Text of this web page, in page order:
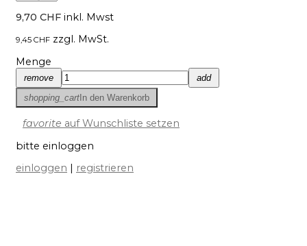
9,70 CHF inkl. Mwst
9,45 CHF zzgl. MwSt.
Menge
remove
add
shopping_cart In den Warenkorb
favorite auf Wunschliste setzen
bitte einloggen
einloggen | registrieren